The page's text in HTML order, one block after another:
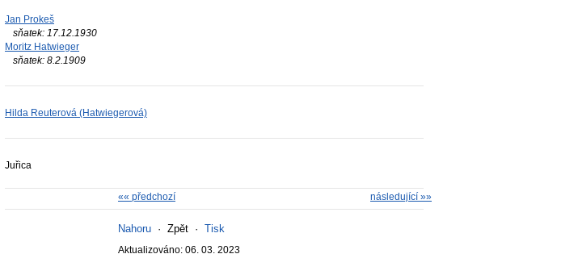
Jan Prokeš
sňatek: 17.12.1930
Moritz Hatwieger
sňatek: 8.2.1909
Hilda Reuterová (Hatwiegerová)
Juřica
následující »»
«« předchozí
Nahoru · Zpět · Tisk
Aktualizováno: 06. 03. 2023